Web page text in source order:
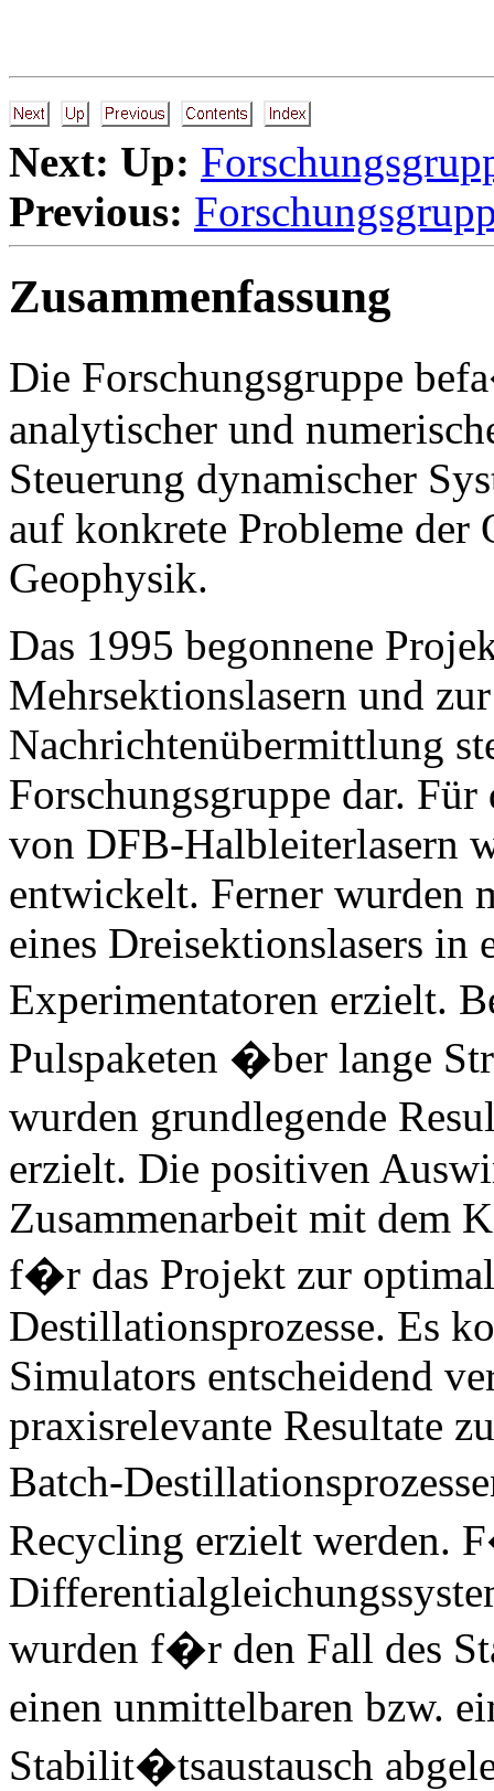
Next: Up:
Previous:
Zusammenfassung
Die Forschungsgruppe
analytischer und
Steuerung dynamischer
auf konkrete Probleme
Geophysik.
Das 1995 begonnene
Mehrsektionslasern und
Nachrichtenübermittlung
Forschungsgruppe dar.
von DFB-Halbleiterlasern
entwickelt. Ferner wurden
eines Dreisektionslasers in
Experimentatoren erzielt.
Pulspaketen �ber lange
wurden grundlegende
erzielt. Die positiven
Zusammenarbeit mit dem
f�r das Projekt zur
Destillationsprozesse. Es
Simulators entscheidend
praxisrelevante Resultate
Batch-
Recycling erzielt werden.
wurden f�r den Fall des
einen unmittelbaren bzw.
Stabilit�tsaustausch